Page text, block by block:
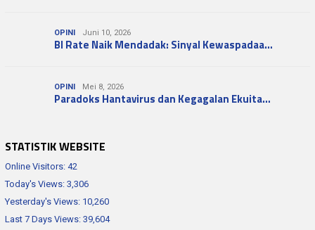
OPINI Juni 10, 2026
BI Rate Naik Mendadak: Sinyal Kewaspadaa…
OPINI Mei 8, 2026
Paradoks Hantavirus dan Kegagalan Ekuita…
STATISTIK WEBSITE
Online Visitors: 42
Today's Views: 3,306
Yesterday's Views: 10,260
Last 7 Days Views: 39,604